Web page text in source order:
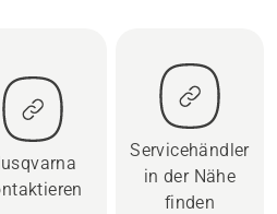
Servicehändler
in der Nähe
finden